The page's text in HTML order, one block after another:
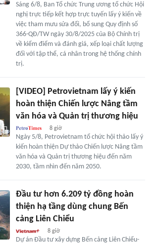
Sáng 6/8, Ban Tổ chức Trung ương tổ chức Hội
nghị trực tiếp kết hợp trực tuyến lấy ý kiến về
việc tham mưu sửa đổi, bổ sung Quy định số
366-QĐ/TW ngày 30/8/2025 của Bộ Chính trị
về kiểm điểm và đánh giá, xếp loại chất lượng
đối với tập thể, cá nhân trong hệ thống chính
trị.
[VIDEO] Petrovietnam lấy ý kiến
hoàn thiện Chiến lược Nâng tầm
văn hóa và Quản trị thương hiệu
8 giờ
Ngày 5/8, Petrovietnam tổ chức hội thảo lấy ý
kiến hoàn thiện Dự thảo Chiến lược Nâng tầm
văn hóa và Quản trị thương hiệu đến năm
2030, tầm nhìn đến năm 2050.
Đầu tư hơn 6.209 tỷ đồng hoàn
thiện hạ tầng dùng chung Bến
cảng Liên Chiểu
8 giờ
Dự án Đầu tư xây dựng Bến cảng Liên Chiểu-